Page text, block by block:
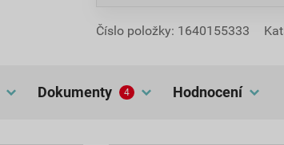
Číslo položky: 1640155333
dokumenty 4 hodnocení